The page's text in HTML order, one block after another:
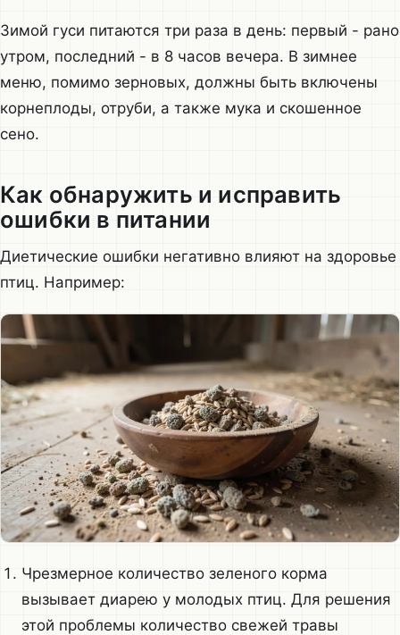
Зимой гуси питаются три раза в день: первый - рано
утром, последний - в 8 часов вечера. В зимнее
меню, помимо зерновых, должны быть включены
корнеплоды, отруби, а также мука и скошенное
сено.
Как обнаружить и исправить
ошибки в питании
Диетические ошибки негативно влияют на здоровье
птиц. Например:
Чрезмерное количество зеленого корма
вызывает диарею у молодых птиц. Для решения
этой проблемы количество свежей травы